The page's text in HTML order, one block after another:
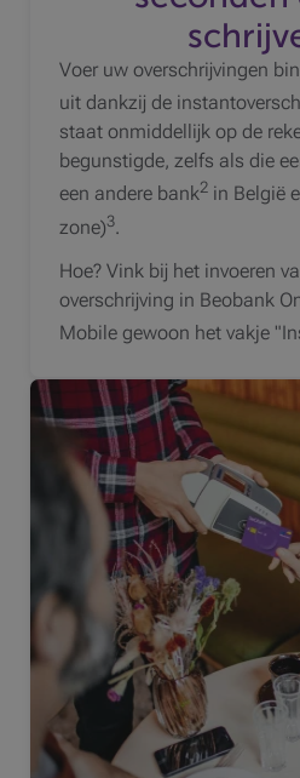
Voer uw overschrijvingen
uit dankzij de
staat onmiddellijk op de
begunstigde, zelfs als die
een andere bank2 in België
zone)3.
Hoe? Vink bij het invoeren
overschrijving in Beobank
Mobile gewoon het vakje